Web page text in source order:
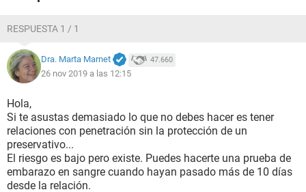
RESPUESTA 1 / 1
Dra. Marta Marnet 47.660
26 nov 2019 a las 12:15
Hola,
Si te asustas demasiado lo que no debes hacer es tener
relaciones con penetración sin la protección de un
preservativo...
El riesgo es bajo pero existe. Puedes hacerte una prueba de
embarazo en sangre cuando hayan pasado más de 10 días
desde la relación.